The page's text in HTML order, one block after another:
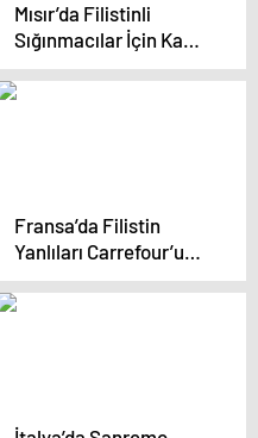
Mısır’da Filistinli
Sığınmacılar İçin Kamp
İnşa Ediliyor İddiaları
Güçleniyor
Fransa’da Filistin
Yanlıları Carrefour’u
Protesto Etti